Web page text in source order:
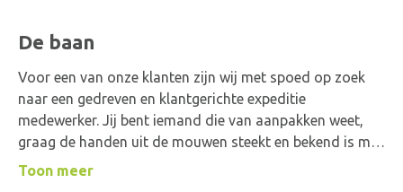
De baan
Voor een van onze klanten zijn wij met spoed op zoek
naar een gedreven en klantgerichte expeditie
medewerker. Jij bent iemand die van aanpakken weet,
graag de handen uit de mouwen steekt en bekend is met
expeditieprocessen. Daarnaast beheers je het heftruck
Toon meer